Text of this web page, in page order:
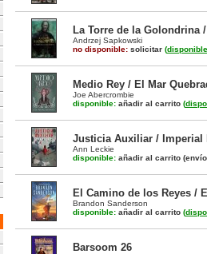
La Torre de la Golondrina
Andrzej Sapkowski
no disponible: solicitar (
Medio Rey / El Mar
Joe Abercrombie
disponible: añadir al carrito (
Justicia Auxiliar / Imperial
Ann Leckie
disponible: añadir al carrito
El Camino de los Reyes /
Brandon Sanderson
disponible: añadir al carrito (
Barsoom 26